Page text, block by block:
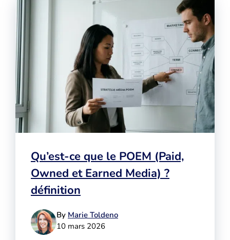
Qu’est-ce que le POEM (Paid,
Owned et Earned Media) ?
définition
By Marie Toldeno
10 mars 2026